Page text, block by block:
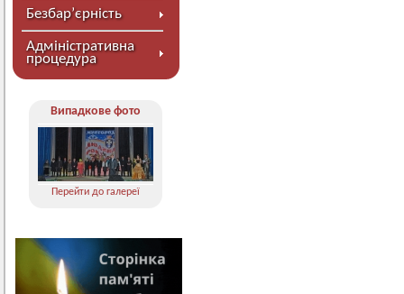
Безбар’єрність
Адміністративна
процедура
Випадкове фото
Перейти до галереї